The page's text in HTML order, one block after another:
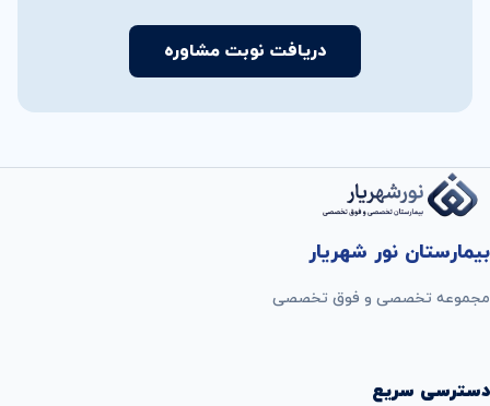
دریافت نوبت مشاوره
بیمارستان نور شهریار
مجموعه تخصصی و فوق تخصصی
دسترسی سریع